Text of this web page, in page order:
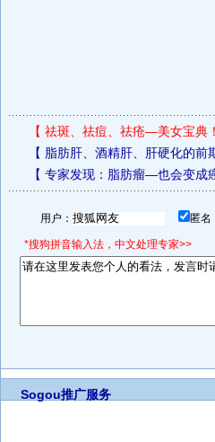
【 祛斑、祛痘、祛疮—美女宝典！
【 脂肪肝、酒精肝、肝硬化的前
【 专家发现：脂肪瘤—也会变成
用户： 匿
*搜狗拼音输入法，中文处理专家>>
Sogou推广服务